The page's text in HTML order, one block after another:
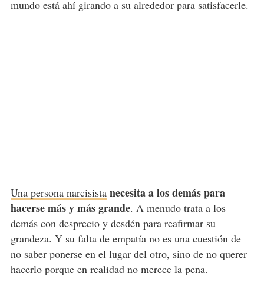
mundo está ahí girando a su alrededor para satisfacerle.
Una persona narcisista necesita a los demás para
hacerse más y más grande. A menudo trata a los
demás con desprecio y desdén para reafirmar su
grandeza. Y su falta de empatía no es una cuestión de
no saber ponerse en el lugar del otro, sino de no querer
hacerlo porque en realidad no merece la pena.